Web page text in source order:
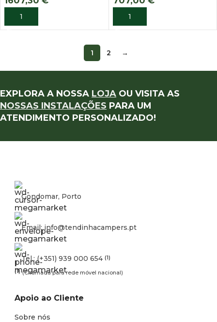
ADICIONAR ADICIONAR
1 2 →
EXPLORA A NOSSA LOJA OU VISITA AS
NOSSAS INSTALAÇÕES PARA UM
ATENDIMENTO PERSONALIZADO!
Gondomar, Porto
Email: info@tendinhacampers.pt
Tel.: (+351) 939 000 654 (1)
(1) (Chamada para rede móvel nacional)
Apoio ao Cliente
Sobre nós